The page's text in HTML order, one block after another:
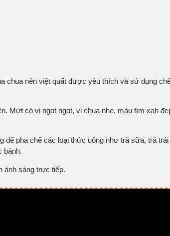
chua nên việt quất được yêu thích và sử dụng
Mứt có vị ngọt ngọt, vị chua nhẹ, màu tím xah
để pha chế các loại thức uống như trà sữa, trà
bánh.
ánh sáng trực tiếp.